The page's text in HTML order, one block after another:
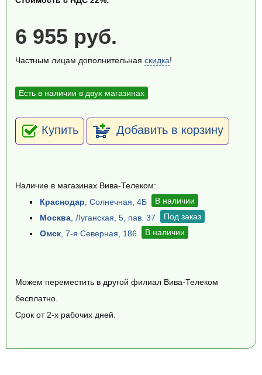
6 955 руб.
Частным лицам дополнительная скидка!
Есть в наличии в двух магазинах
Купить Добавить в корзину
Наличие в магазинах Вива-Телеком:
Краснодар , Солнечная, 4Б
В наличии
Москва , Луганская, 5, пав. 37
Под заказ
Омск , 7-я Северная, 186 В наличии
Можем переместить в другой филиал Вива-Телеком
бесплатно.
Срок от 2-х рабочих дней.